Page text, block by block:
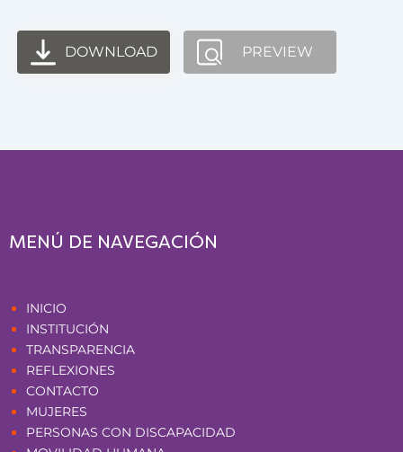
DOWNLOAD PREVIEW
MENÚ DE NAVEGACIÓN
INICIO
INSTITUCIÓN
TRANSPARENCIA
REFLEXIONES
CONTACTO
MUJERES
PERSONAS CON DISCAPACIDAD